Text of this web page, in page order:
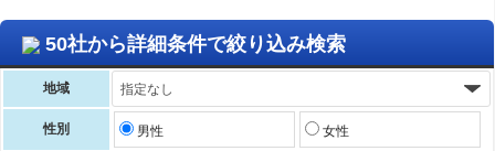
50社から詳細条件で絞り込み検索
地域
性別 男性 女性